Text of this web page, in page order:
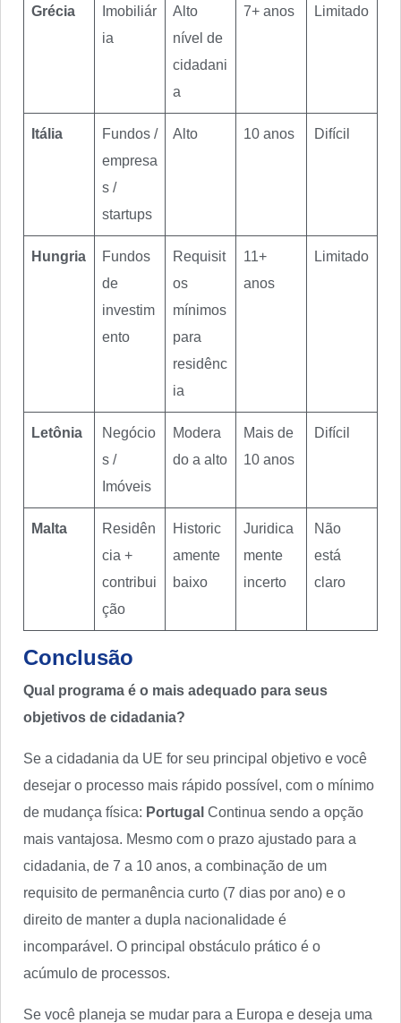
Grécia
Imobiliár
ia
Alto
nível de
cidadani
a
7+ anos Limitado
Itália
Fundos /
empresa
s /
startups
Alto 10 anos Difícil
Hungria
Fundos
de
investim
ento
Requisit
os
mínimos
para
residênc
ia
11+
anos
Limitado
Letônia
Negócio
s /
Imóveis
Modera
do a alto
Mais de
10 anos
Difícil
Malta
Residên
cia +
contribui
ção
Historic
amente
baixo
Juridica
mente
incerto
Não
está
claro
Conclusão
Qual programa é o mais adequado para seus
objetivos de cidadania?
Se a cidadania da UE for seu principal objetivo e você
desejar o processo mais rápido possível, com o mínimo
de mudança física: Portugal Continua sendo a opção
mais vantajosa. Mesmo com o prazo ajustado para a
cidadania, de 7 a 10 anos, a combinação de um
requisito de permanência curto (7 dias por ano) e o
direito de manter a dupla nacionalidade é
incomparável. O principal obstáculo prático é o
acúmulo de processos.
Se você planeja se mudar para a Europa e deseja uma